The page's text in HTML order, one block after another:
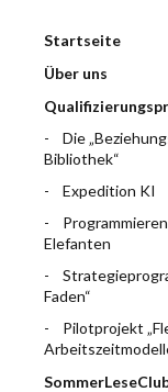
Startseite
Über uns
Die
Bibliothek“
Expedition KI
Elefanten
Faden“
Pilotprojekt